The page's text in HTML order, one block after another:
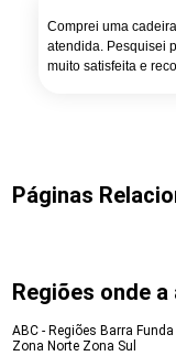
Comprei uma
atendida. Pesquisei
muito satisfeita e
Páginas
Regiões onde a
ABC - Regiões Barra Funda
Zona Norte Zona Sul